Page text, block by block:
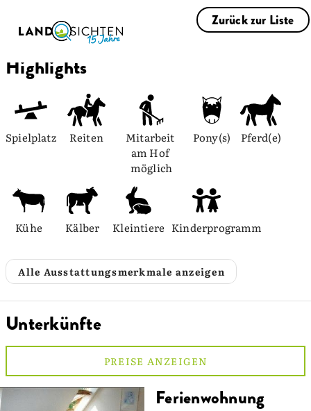
Zurück zur Liste
Highlights
Spielplatz Reiten
Mitarbeit
am Hof
möglich
Pony(s) Pferd(e)
Kühe Kälber Kleintiere Kinderprogramm
Alle Ausstattungsmerkmale anzeigen
Unterkünfte
PREISE ANZEIGEN
Ferienwohnung